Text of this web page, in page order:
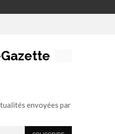
envoyées par